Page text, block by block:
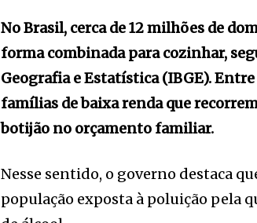
No Brasil, cerca de 12 milhões de
forma combinada para cozinhar,
Geografia e Estatística (IBGE).
famílias de baixa renda que
botijão no orçamento familiar.
Nesse sentido, o governo destaca
população exposta à poluição pela